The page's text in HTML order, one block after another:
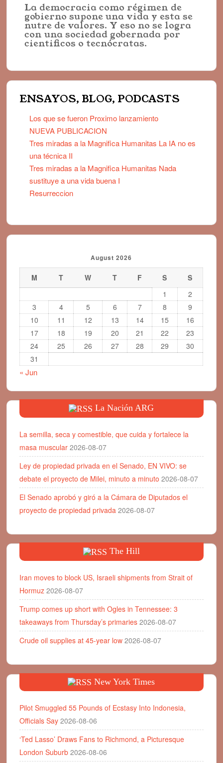
La democracia como régimen de
gobierno supone una vida y esta se
nutre de valores. Y eso no se logra
con una sociedad gobernada por
cientificos o tecnócratas.
ENSAYOS, BLOG, PODCASTS
Los que se fueron Proximo lanzamiento
NUEVA PUBLICACION
Tres miradas a la Magnifica Humanitas La IA no es
una técnica II
Tres miradas a la Magnifica Humanitas Nada
sustituye a una vida buena I
Resurreccion
August 2026
M T W T F S
S
1
2
3
4 5 6 7 8
9
10
11 12 13 14 15
16
17
18 19 20 21 22
23
24
25 26 27 28 29
30
31
« Jun
La Nación ARG
La semilla, seca y comestible, que cuida y fortalece la
masa muscular 2026-08-07
Ley de propiedad privada en el Senado, EN VIVO: se
debate el proyecto de Milei, minuto a minuto 2026-08-07
El Senado aprobó y giró a la Cámara de Diputados el
proyecto de propiedad privada 2026-08-07
The Hill
Iran moves to block US, Israeli shipments from Strait of
Hormuz 2026-08-07
Trump comes up short with Ogles in Tennessee: 3
takeaways from Thursday’s primaries 2026-08-07
Crude oil supplies at 45-year low 2026-08-07
New York Times
Pilot Smuggled 55 Pounds of Ecstasy Into Indonesia,
Officials Say 2026-08-06
‘Ted Lasso’ Draws Fans to Richmond, a Picturesque
London Suburb 2026-08-06